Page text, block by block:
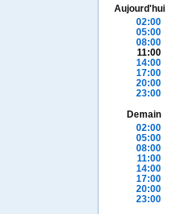
Aujourd'hui
02:00
05:00
08:00
11:00
14:00
17:00
20:00
23:00
Demain
02:00
05:00
08:00
11:00
14:00
17:00
20:00
23:00